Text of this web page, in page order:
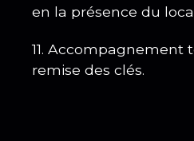
en la présence du
11. Accompagnement
remise des clés.